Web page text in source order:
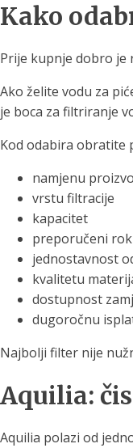
Kako
Prije kupnje dobro je
Ako želite vodu za
je boca za filtriranje
Kod odabira obratite
namjenu
vrstu filtracije
kapacitet
preporučeni
jednostavnost
kvalitetu
dostupnost
dugoročnu
Najbolji filter nije
Aquilia:
Aquilia polazi od